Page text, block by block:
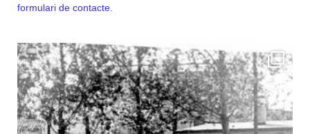
formulari de contacte.